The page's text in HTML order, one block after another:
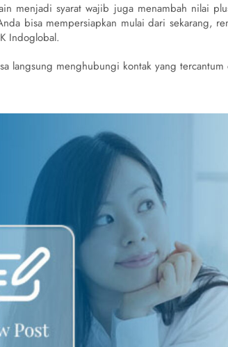
menjadi syarat wajib juga menambah nilai
bisa mempersiapkan mulai dari sekarang,
Indoglobal.
langsung menghubungi kontak yang